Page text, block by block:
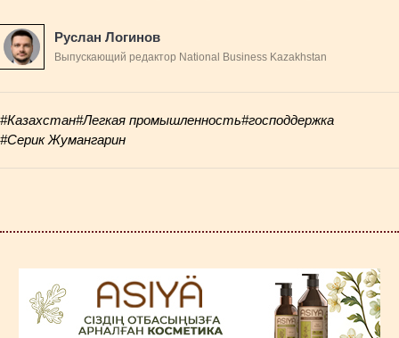
Руслан Логинов
Выпускающий редактор National Business Kazakhstan
#Казахстан#Легкая промышленность#господдержка
#Серик Жумангарин